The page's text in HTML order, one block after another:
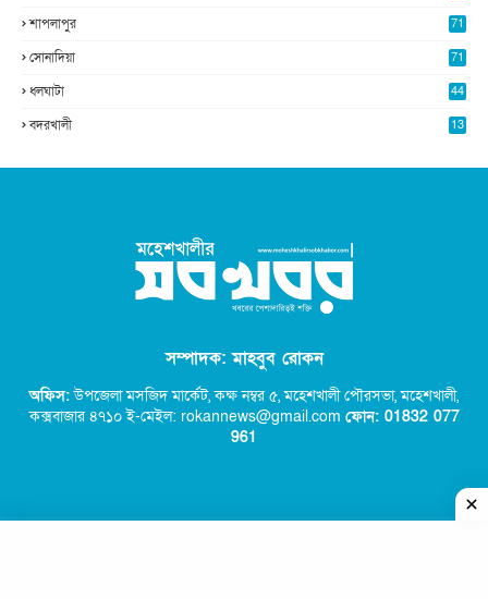
শাপলাপুর 71
সোনাদিয়া 71
ধলঘাটা 44
বদরখালী 13
সম্পাদক: মাহবুব রোকন
অফিস:উপজেলা মসজিদ মার্কেট, কক্ষ নম্বর ৫,মহেশখালী পৌরসভা, মহেশখালী,
কক্সবাজার ৪৭১০ ই-মেইল: rokannews@gmail.com ফোন: 01832 077
961